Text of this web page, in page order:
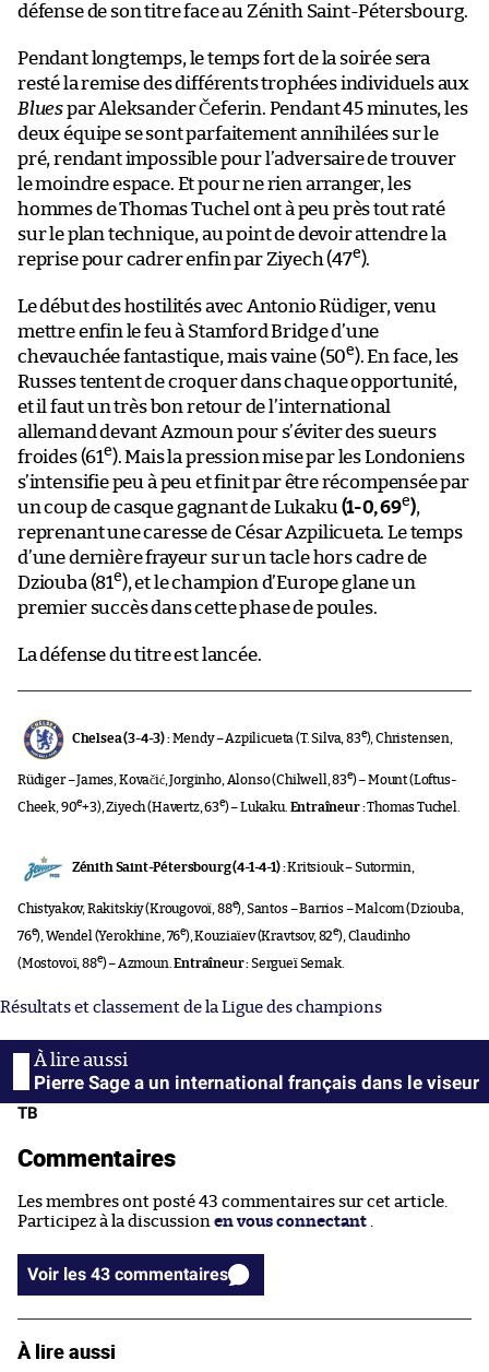
défense de son titre face au Zénith Saint-Pétersbourg.
Pendant longtemps, le temps fort de la soirée sera
resté la remise des différents trophées individuels aux
Bluespar Aleksander Čeferin. Pendant 45 minutes, les
deux équipe se sont parfaitement annihilées sur le
pré, rendant impossible pour l’adversaire de trouver
le moindre espace. Et pour ne rien arranger, les
hommes de Thomas Tuchel ont à peu près tout raté
sur le plan technique, au point de devoir attendre la
reprise pour cadrer enfin par Ziyech (47e).
Le début des hostilités avec Antonio Rüdiger, venu
mettre enfin le feu à Stamford Bridge d’une
chevauchée fantastique, mais vaine (50e). En face, les
Russes tentent de croquer dans chaque opportunité,
et il faut un très bon retour de l’international
allemand devant Azmoun pour s’éviter des sueurs
froides (61e). Mais la pression mise par les Londoniens
s’intensifie peu à peu et finit par être récompensée par
un coup de casque gagnant de Lukaku (1-0, 69e),
reprenant une caresse de César Azpilicueta. Le temps
d’une dernière frayeur sur un tacle hors cadre de
Dziouba (81e), et le champion d’Europe glane un
premier succès dans cette phase de poules.
La défense du titre est lancée.
Chelsea (3-4-3) :Mendy – Azpilicueta (T. Silva, 83e), Christensen,
Rüdiger – James, Kovačić, Jorginho, Alonso (Chilwell, 83e) – Mount (Loftus-
Cheek, 90e+3), Ziyech (Havertz, 63e) – Lukaku. Entraîneur :Thomas Tuchel.
Zénith Saint-Pétersbourg (4-1-4-1) :Kritsiouk – Sutormin,
Chistyakov, Rakitskiy (Krougovoï, 88e), Santos – Barrios – Malcom (Dziouba,
76e), Wendel (Yerokhine, 76e), Kouziaïev (Kravtsov, 82e), Claudinho
(Mostovoï, 88e) – Azmoun.Entraîneur :Sergueï Semak.
Résultats et classement de la Ligue des champions
Pierre Sage a un international français dans le viseur
TB
Commentaires
Les membres ont posté 43 commentaires sur cet article.
Participez à la discussion en vous connectant
Voir les 43 commentaires
À lire aussi